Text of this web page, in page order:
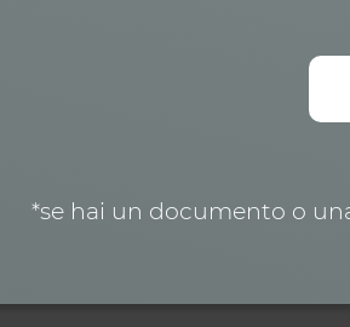
*se hai un documento o